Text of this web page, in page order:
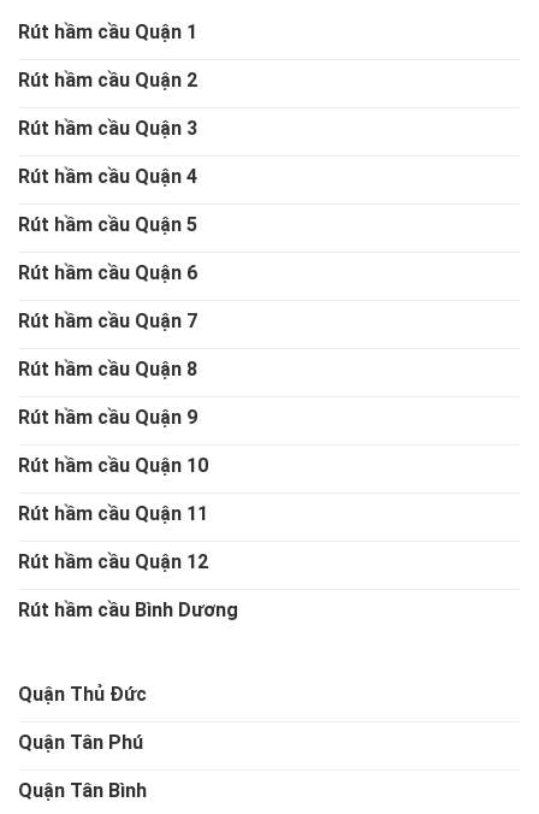
Rút hầm cầu Quận 1
Rút hầm cầu Quận 2
Rút hầm cầu Quận 3
Rút hầm cầu Quận 4
Rút hầm cầu Quận 5
Rút hầm cầu Quận 6
Rút hầm cầu Quận 7
Rút hầm cầu Quận 8
Rút hầm cầu Quận 9
Rút hầm cầu Quận 10
Rút hầm cầu Quận 11
Rút hầm cầu Quận 12
Rút hầm cầu Bình Dương
Quận Thủ Đức
Quận Tân Phú
Quận Tân Bình